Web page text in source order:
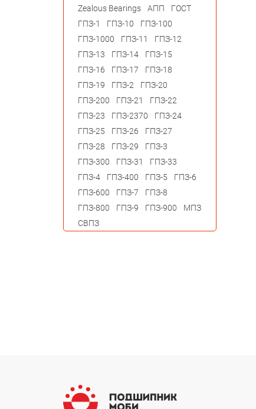
Zealous Bearings
АПП
ГОСТ
ГПЗ-1
ГПЗ-10
ГПЗ-100
ГПЗ-1000
ГПЗ-11
ГПЗ-12
ГПЗ-13
ГПЗ-14
ГПЗ-15
ГПЗ-16
ГПЗ-17
ГПЗ-18
ГПЗ-19
ГПЗ-2
ГПЗ-20
ГПЗ-200
ГПЗ-21
ГПЗ-22
ГПЗ-23
ГПЗ-2370
ГПЗ-24
ГПЗ-25
ГПЗ-26
ГПЗ-27
ГПЗ-28
ГПЗ-29
ГПЗ-3
ГПЗ-300
ГПЗ-31
ГПЗ-33
ГПЗ-4
ГПЗ-400 ГПЗ-5
ГПЗ-6
ГПЗ-600
ГПЗ-7
ГПЗ-8
ГПЗ-800
ГПЗ-9 ГПЗ-900
МПЗ
СВПЗ